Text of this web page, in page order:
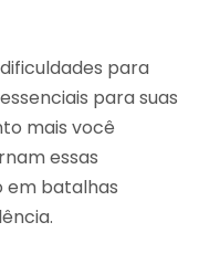
para
para suas
mais você
essas
em batalhas